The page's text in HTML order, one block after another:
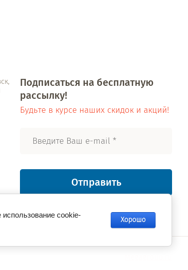
Подписаться на бесплатную
рассылку!
Будьте в курсе наших скидок и акций!
Отправить
cookie-
Хорошо